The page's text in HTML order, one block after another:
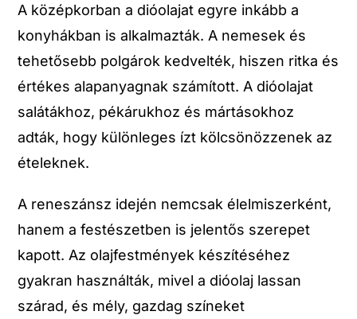
A középkorban a dióolajat egyre inkább a
konyhákban is alkalmazták. A nemesek és
tehetősebb polgárok kedvelték, hiszen ritka és
értékes alapanyagnak számított. A dióolajat
salátákhoz, pékárukhoz és mártásokhoz
adták, hogy különleges ízt kölcsönözzenek az
ételeknek.
A reneszánsz idején nemcsak élelmiszerként,
hanem a festészetben is jelentős szerepet
kapott. Az olajfestmények készítéséhez
gyakran használták, mivel a dióolaj lassan
szárad, és mély, gazdag színeket